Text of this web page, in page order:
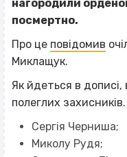
нагородили
посмертно.
Про це повідомив
Миклащук.
Як йдеться в дописі,
полеглих
Сергія Черниша;
Миколу Рудя;